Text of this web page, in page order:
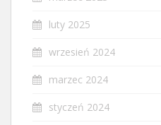
luty 2025
wrzesień 2024
marzec 2024
styczeń 2024